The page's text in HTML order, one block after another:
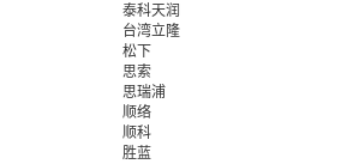
泰科天润
台湾立隆
松下
思索
思瑞浦
顺络
顺科
胜蓝